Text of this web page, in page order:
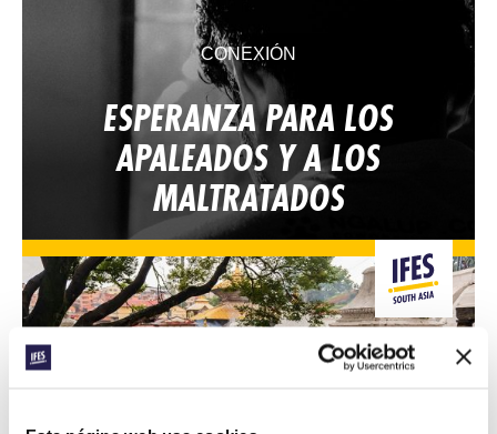
CONEXIÓN
ESPERANZA PARA LOS
APALEADOS Y A LOS
MALTRATADOS